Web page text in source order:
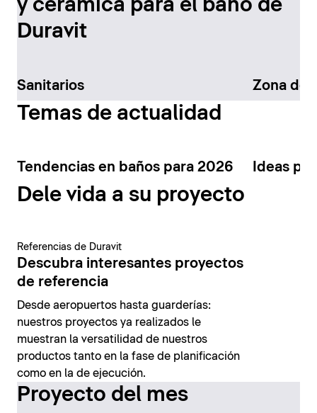
Descúbralo ahora
y cerámica para el baño de
Duravit
Sanitarios Zona de
Temas de actualidad
Tendencias en baños para 2026 Ideas
Dele vida a su proyecto
Referencias de Duravit
Descubra interesantes proyectos
de referencia
Desde aeropuertos hasta guarderías:
nuestros proyectos ya realizados le
muestran la versatilidad de nuestros
productos tanto en la fase de planificación
como en la de ejecución.
Proyecto del mes